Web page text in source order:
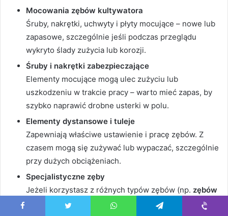
Mocowania zębów kultywatora
Śruby, nakrętki, uchwyty i płyty mocujące – nowe lub
zapasowe, szczególnie jeśli podczas przeglądu
wykryto ślady zużycia lub korozji.
Śruby i nakrętki zabezpieczające
Elementy mocujące mogą ulec zużyciu lub
uszkodzeniu w trakcie pracy – warto mieć zapas, by
szybko naprawić drobne usterki w polu.
Elementy dystansowe i tuleje
Zapewniają właściwe ustawienie i pracę zębów. Z
czasem mogą się zużywać lub wypaczać, szczególnie
przy dużych obciążeniach.
Specjalistyczne zęby
Jeżeli korzystasz z różnych typów zębów (np. zębów
kultywatora z mocowaniem
zębów z